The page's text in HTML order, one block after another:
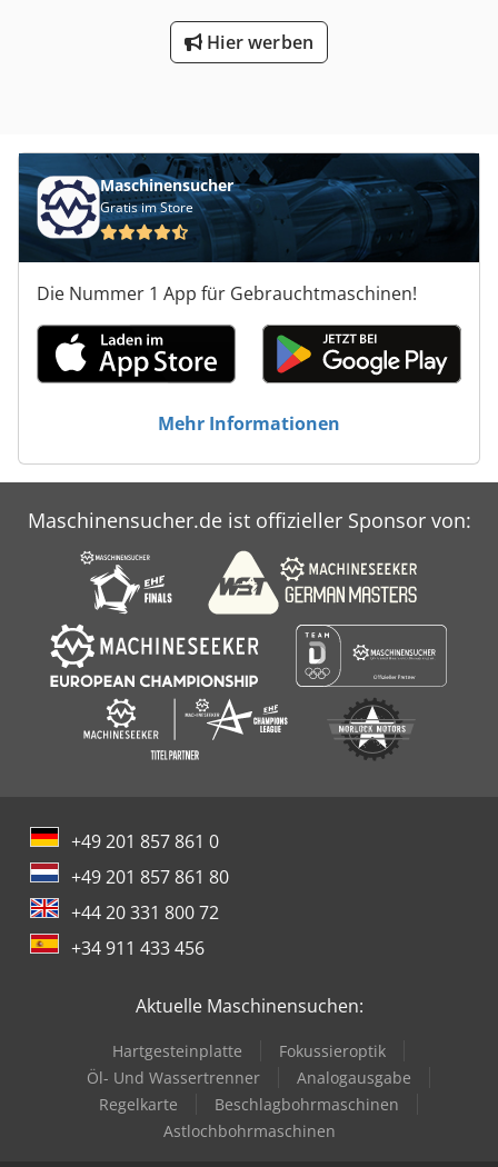
Hier werben
Maschinensucher
Gratis im Store
Die Nummer 1 App für Gebrauchtmaschinen!
Mehr Informationen
Maschinensucher.de ist offizieller Sponsor von:
+49 201 857 861 0
+49 201 857 861 80
+44 20 331 800 72
+34 911 433 456
Aktuelle Maschinensuchen:
Hartgesteinplatte
Fokussieroptik
Öl- Und Wassertrenner
Analogausgabe
Regelkarte
Beschlagbohrmaschinen
Astlochbohrmaschinen